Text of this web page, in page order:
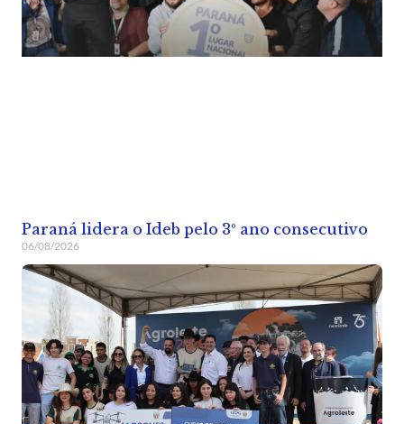
Paraná lidera o Ideb pelo 3º ano consecutivo
06/08/2026